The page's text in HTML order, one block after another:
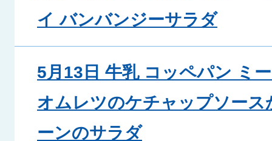
イ バンバンジーサラダ
5月13日 牛乳 コッペパン ミ
オムレツのケチャップソー
ーンのサラダ